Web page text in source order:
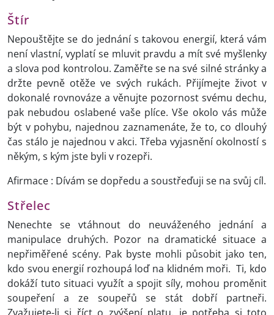
Štír
Nepouštějte se do jednání s takovou energií, která vám
není vlastní, vyplatí se mluvit pravdu a mít své myšlenky
a slova pod kontrolou. Zaměřte se na své silné stránky a
držte pevně otěže ve svých rukách. Přijímejte život v
dokonalé rovnováze a věnujte pozornost svému dechu,
pak nebudou oslabené vaše plíce. Vše okolo vás může
být v pohybu, najednou zaznamenáte, že to, co dlouhý
čas stálo je najednou v akci. Třeba vyjasnění okolností s
někým, s kým jste byli v rozepři.
Afirmace : Dívám se dopředu a soustřeďuji se na svůj cíl.
Střelec
Nenechte se vtáhnout do neuváženého jednání a
manipulace druhých. Pozor na dramatické situace a
nepřiměřené scény. Pak byste mohli působit jako ten,
kdo svou energií rozhoupá loď na klidném moři. Ti, kdo
dokáží tuto situaci využít a spojit síly, mohou proměnit
soupeření a ze soupeřů se stát dobří partneři.